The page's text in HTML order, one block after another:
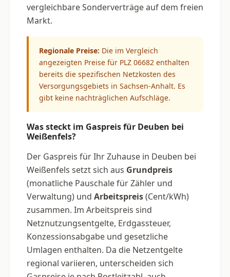
vergleichbare Sonderverträge auf dem freien
Markt.
Regionale Preise: Die im Vergleich
angezeigten Preise für PLZ 06682 enthalten
bereits die spezifischen Netzkosten des
Versorgungsgebiets in Sachsen-Anhalt. Es
gibt keine nachträglichen Aufschläge.
Was steckt im Gaspreis für Deuben bei
Weißenfels?
Der Gaspreis für Ihr Zuhause in Deuben bei
Weißenfels setzt sich aus Grundpreis
(monatliche Pauschale für Zähler und
Verwaltung) und Arbeitspreis(Cent/kWh)
zusammen. Im Arbeitspreis sind
Netznutzungsentgelte, Erdgassteuer,
Konzessionsabgabe und gesetzliche
Umlagen enthalten. Da die Netzentgelte
regional variieren, unterscheiden sich